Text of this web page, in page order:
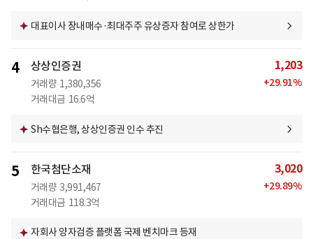
대표이사 장내매수·최대주주 유상증자 참여로 상한가
4 상상인증권
거래량 1,380,356
거래대금 16.6억
1,203
+29.91%
Sh수협은행, 상상인증권 인수 추진
5 한국첨단소재
거래량 3,991,467
거래대금 118.3억
3,020
+29.89%
자회사 양자검증 플랫폼 국제 벤치마크 등재